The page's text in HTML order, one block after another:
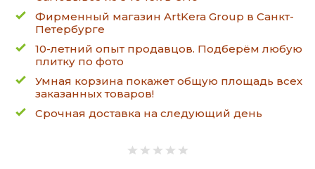
Фирменный магазин ArtKera Group в Санкт-
Петербурге
10-летний опыт продавцов. Подберём любую
плитку по фото
Умная корзина покажет общую площадь всех
заказанных товаров!
Срочная доставка на следующий день